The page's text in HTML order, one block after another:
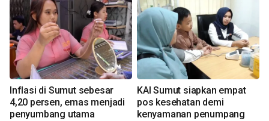
Inflasi di Sumut sebesar
4,20 persen, emas menjadi
penyumbang utama
KAI Sumut siapkan empat
pos kesehatan demi
kenyamanan penumpang